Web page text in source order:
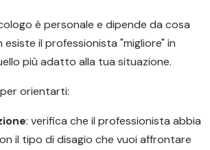
è personale e dipende da cosa
il professionista "migliore" in
più adatto alla tua situazione.
orientarti:
: verifica che il professionista abbia
il tipo di disagio che vuoi affrontare